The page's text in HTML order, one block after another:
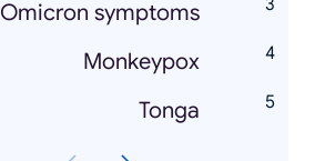
Omicron symptoms
Monkeypox
Tonga